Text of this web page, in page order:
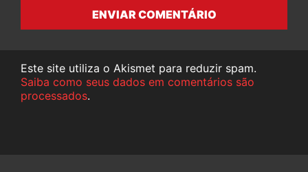
ENVIAR COMENTÁRIO
Este site utiliza o Akismet para reduzir spam.
Saiba como seus dados em comentários são
processados.